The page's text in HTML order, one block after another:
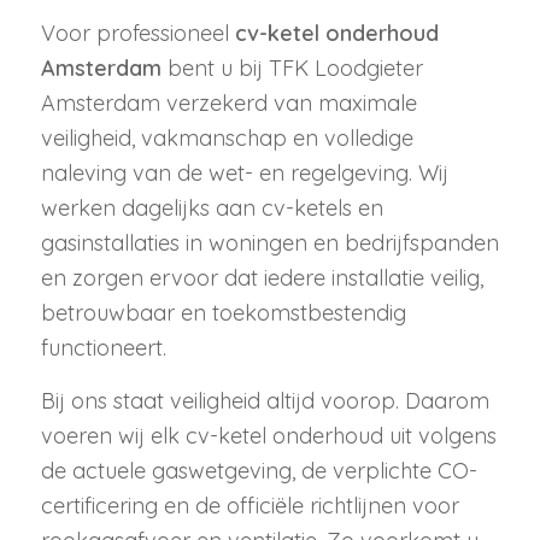
Voor professioneel cv-ketel onderhoud
Amsterdam bent u bij TFK Loodgieter
Amsterdam verzekerd van maximale
veiligheid, vakmanschap en volledige
naleving van de wet- en regelgeving. Wij
werken dagelijks aan cv-ketels en
gasinstallaties in woningen en bedrijfspanden
en zorgen ervoor dat iedere installatie veilig,
betrouwbaar en toekomstbestendig
functioneert.
Bij ons staat veiligheid altijd voorop. Daarom
voeren wij elk cv-ketel onderhoud uit volgens
de actuele gaswetgeving, de verplichte CO-
certificering en de officiële richtlijnen voor